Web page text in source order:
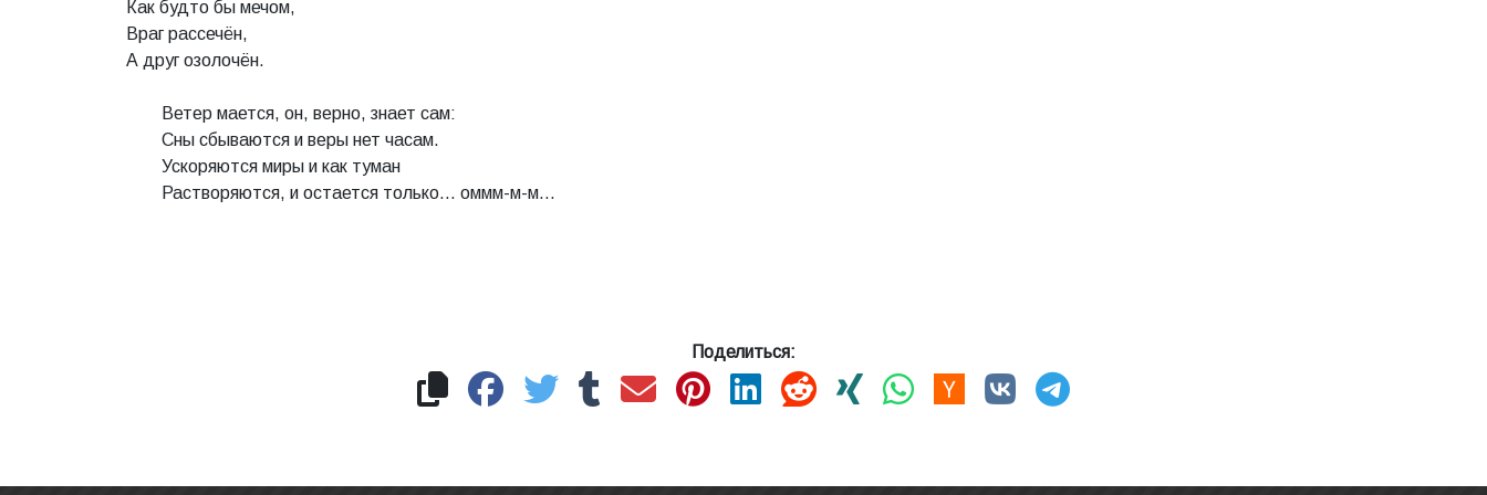
Как будто бы мечом,
Враг рассечён,
А друг озолочён.
Ветер мается, он, верно, знает сам:
Сны сбываются и веры нет часам.
Ускоряются миры и как туман
Растворяются, и остается только… оммм-м-м…
Поделиться: